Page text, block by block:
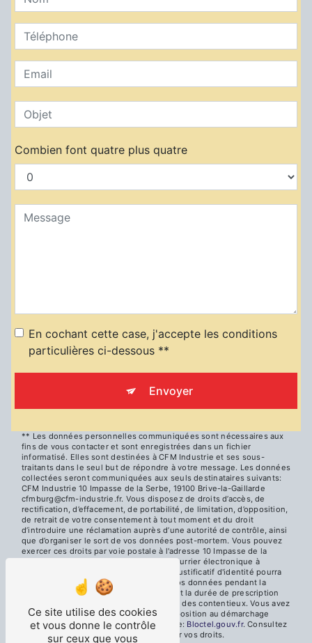
Combien font quatre plus quatre
En cochant cette case, j'accepte les conditions
particulières ci-dessous **
Envoyer
** Les données personnelles communiquées sont nécessaires aux
fins de vous contacter et sont enregistrées dans un fichier
informatisé. Elles sont destinées à CFM Industrie et ses sous-
traitants dans le seul but de répondre à votre message. Les données
collectées seront communiquées aux seuls destinataires suivants:
CFM Industrie 10 Impasse de la Serbe, 19100 Brive-la-Gaillarde
cfmburg@cfm-industrie.fr. Vous disposez de droits d’accès, de
rectification, d’effacement, de portabilité, de limitation, d’opposition,
de retrait de votre consentement à tout moment et du droit
d’introduire une réclamation auprès d’une autorité de contrôle, ainsi
que d’organiser le sort de vos données post-mortem. Vous pouvez
exercer ces droits par voie postale à l'adresse 10 Impasse de la
Serbe, 19100 Brive-la-Gaillarde ou par courrier électronique à
l'adresse cfmburg@cfm-industrie.fr. Un justificatif d'identité pourra
vous être demandé. Nous conservons vos données pendant la
période de prise de contact puis pendant la durée de prescription
légale aux fins probatoires et de gestion des contentieux. Vous avez
le droit de vous inscrire sur la liste d'opposition au démarchage
téléphonique, disponible à cette adresse:
Bloctel.gouv.fr. Consultez
le site cnil.fr pour plus d’informations sur vos droits.
Ce site utilise des cookies
et vous donne le contrôle
sur ceux que vous